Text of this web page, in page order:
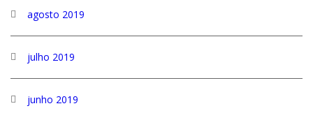
agosto 2019
julho 2019
junho 2019